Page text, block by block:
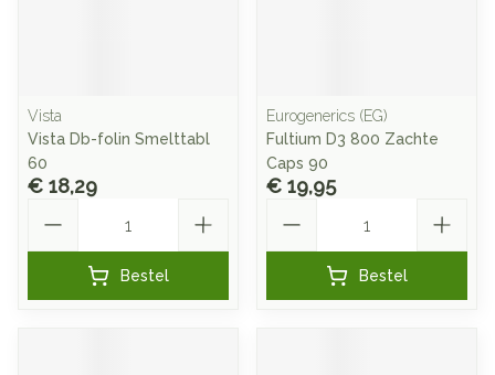
Vista
Vista Db-folin Smelttabl
60
€ 18,29
Bestel
Eurogenerics (EG)
Fultium D3 800 Zachte
Caps 90
€ 19,95
Bestel